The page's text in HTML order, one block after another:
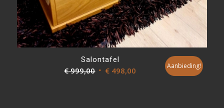
Salontafel
€999,00 Oorspronkelijke
€ 498,00 Aanbieding!